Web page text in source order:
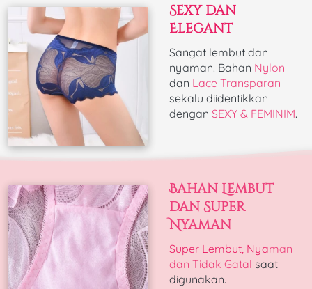
Sexy dan
Elegant
Sangat lembut dan
nyaman. Bahan Nylon
dan Lace Transparan
sekalu diidentikkan
dengan SEXY & FEMINIM
Bahan Lembut
dan Super
Nyaman
Super Lembut, Nyaman
dan Tidak Gatal saat
digunakan.